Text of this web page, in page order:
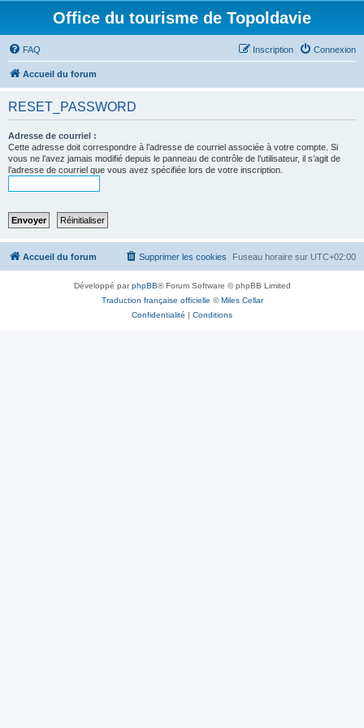
Office du tourisme de Topoldavie
FAQ Connexion
Inscription
Accueil du forum
RESET_PASSWORD
Adresse de courriel :
Cette adresse doit correspondre à l’adresse de courriel associée à votre compte. Si
vous ne l’avez jamais modifié depuis le panneau de contrôle de l’utilisateur, il s’agit de
l’adresse de courriel que vous avez spécifiée lors de votre inscription.
Accueil du forum Fuseau horaire sur UTC+02:00
Supprimer les cookies
Développé parphpBB® Forum Software © phpBB Limited
Traduction française officielle ©Miles Cellar
Confidentialité | Conditions